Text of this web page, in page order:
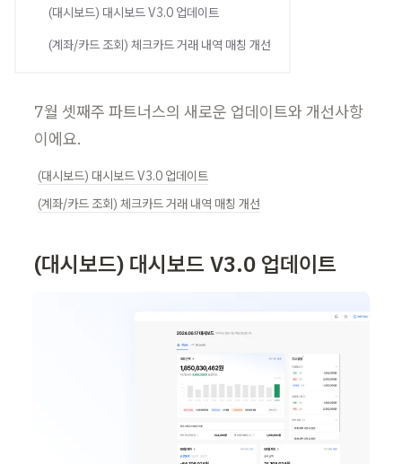
(대시보드) 대시보드 V3.0 업데이트
(계좌/카드 조회) 체크카드 거래 내역 매칭 개선
7월 셋째주 파트너스의 새로운 업데이트와 개선사항
이에요.
(대시보드) 대시보드 V3.0 업데이트
(계좌/카드 조회) 체크카드 거래 내역 매칭 개선
(대시보드) 대시보드 V3.0 업데이트